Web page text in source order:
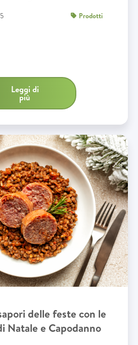
Prodotti
Leggi di
più
delle feste con le
Natale e Capodanno